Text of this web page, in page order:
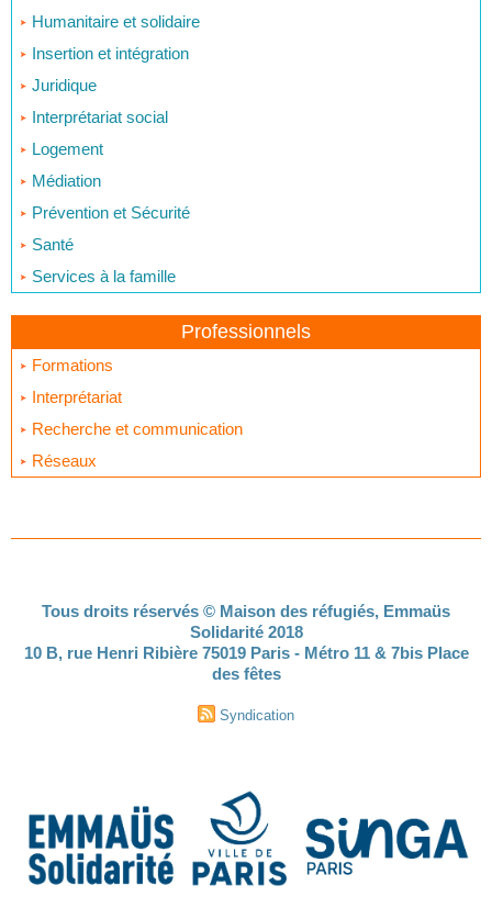
Humanitaire et solidaire
Insertion et intégration
Juridique
Interprétariat social
Logement
Médiation
Prévention et Sécurité
Santé
Services à la famille
Professionnels
Formations
Interprétariat
Recherche et communication
Réseaux
Tous droits réservés © Maison des réfugiés, Emmaüs
Solidarité 2018
10 B, rue Henri Ribière 75019 Paris - Métro 11 & 7bis Place
des fêtes
Syndication